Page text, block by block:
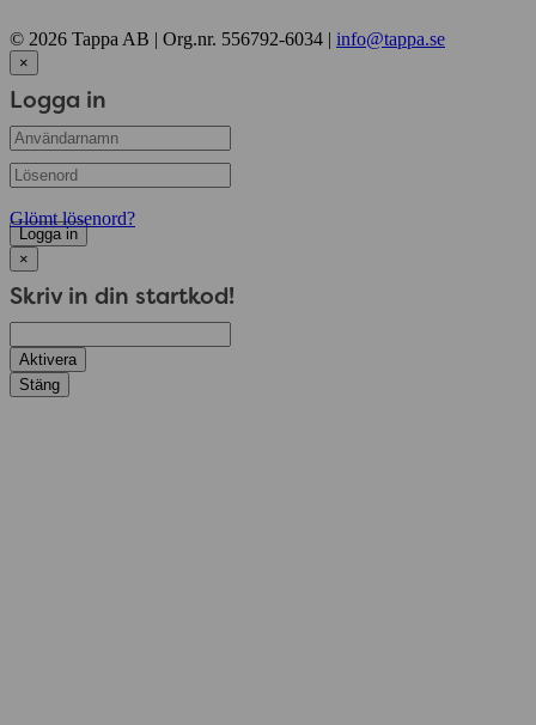
© 2026 Tappa AB | Org.nr. 556792-6034 | info@tappa.se
×
Logga in
Glömt lösenord?
Logga in
×
Skriv in din startkod!
Aktivera
Stäng